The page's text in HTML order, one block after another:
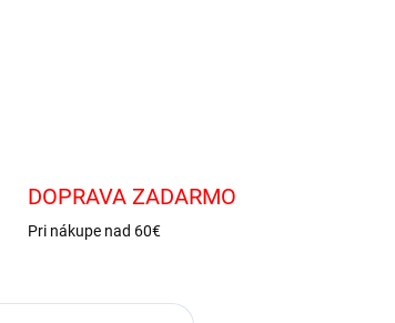
DOPRAVA ZADARMO
Pri nákupe nad 60€